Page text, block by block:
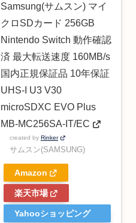
Samsung(サムスン) マイ
クロSDカード 256GB
Nintendo Switch 動作確認
済 最大転送速度 160MB/s
国内正規保証品 10年保証
UHS-I U3 V30
microSDXC EVO Plus
MB-MC256SA-IT/EC
created by Rinker
サムスン(SAMSUNG)
Amazon
楽天市場
Yahooショッピング